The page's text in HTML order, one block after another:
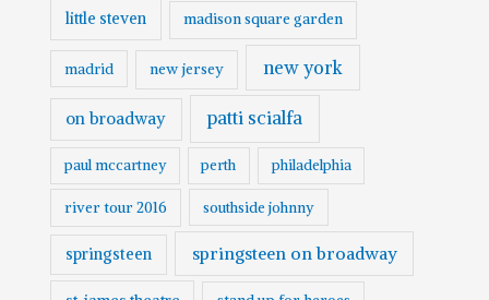
little steven madison square garden
madrid new jersey new york
on broadway patti scialfa
paul mccartney perth philadelphia
river tour 2016 southside johnny
springsteen springsteen on broadway